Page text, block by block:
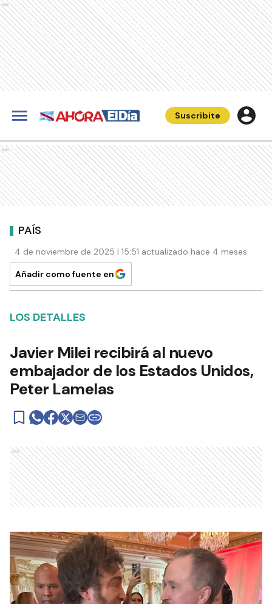
Ads
Suscribite
Ads
PAÍS
4 de noviembre de 2025 | 15:51 actualizado hace 4 meses
Añadir como fuente en
LOS DETALLES
Javier Milei recibirá al nuevo
embajador de los Estados Unidos,
Peter Lamelas
Ads